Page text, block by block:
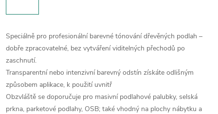
Speciálně pro profesionální barevné tónování dřevěných podlah –
dobře zpracovatelné, bez vytváření viditelných přechodů po
zaschnutí.
Transparentní nebo intenzivní barevný odstín získáte odlišným
způsobem aplikace, k použití uvnitř
Obzvláště se doporučuje pro masivní podlahové palubky, selská
prkna, parketové podlahy, OSB; také vhodný na plochy nábytku a